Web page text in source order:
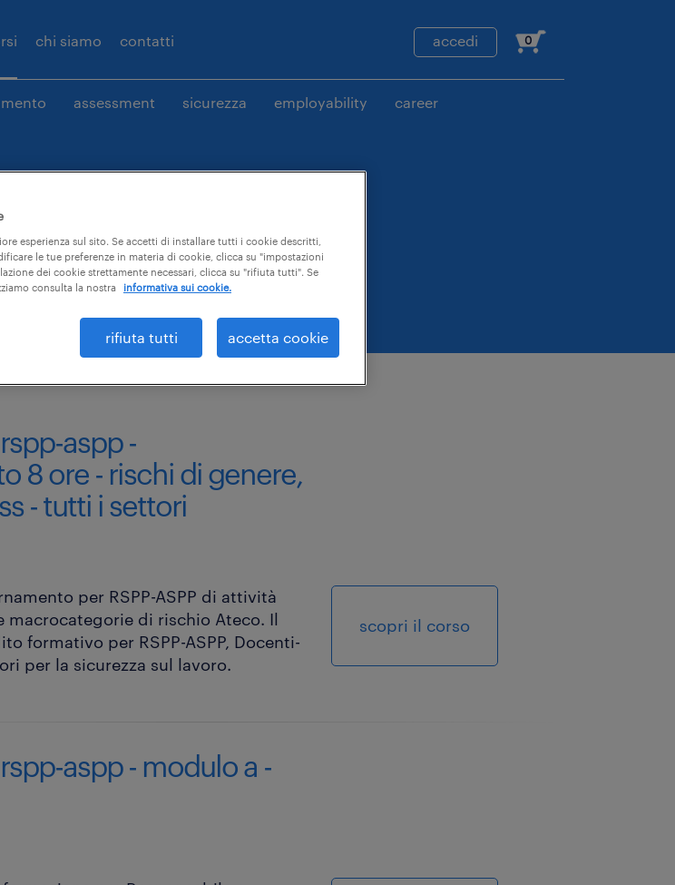
accedi 0
chi siamo contatti
assessment sicurezza employability career
corso.
aspp -
8 ore - rischi di genere,
- tutti i settori
per RSPP-ASPP di attività
macrocategorie di rischio Ateco. Il
formativo per RSPP-ASPP, Docenti-
per la sicurezza sul lavoro.
scopri il corso
aspp - modulo a -
esperienza sul sito. Se accetti di installare tutti i cookie descritti,
le tue preferenze in materia di cookie, clicca su "impostazioni
dei cookie strettamente necessari, clicca su "rifiuta tutti". Se
consulta la nostra
informativa sui cookie.
rifiuta tutti accetta cookie